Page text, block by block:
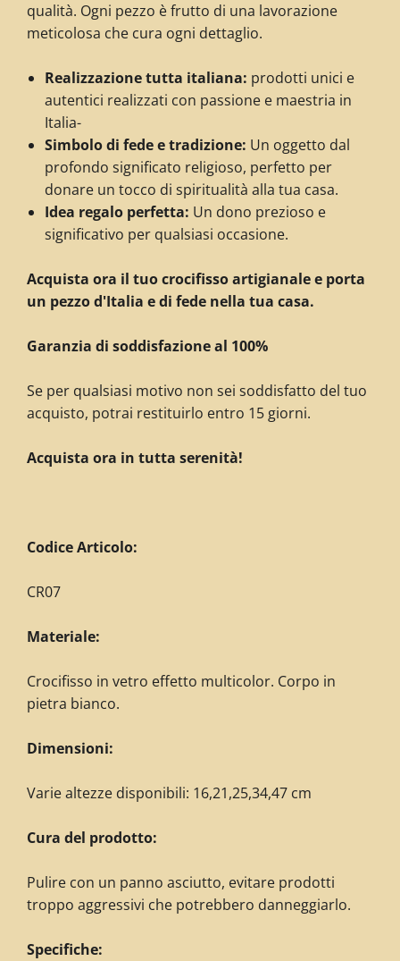
qualità. Ogni pezzo èfrutto di una lavorazione
meticolosa che cura ogni dettaglio.
Realizzazione tutta italiana: prodotti unici e
autentici realizzati con passione e maestria in
Italia-
Simbolo di fede e tradizione: Un oggetto dal
profondo significato religioso, perfetto per
donare un tocco di spiritualità alla tua casa.
Idea regalo perfetta: Un dono prezioso e
significativo per qualsiasi occasione.
Acquista ora il tuo crocifisso artigianale e porta
un pezzo d'Italia e di fede nella tua casa.
Garanzia di soddisfazione al 100%
Se per qualsiasi motivo non sei soddisfatto del tuo
acquisto, potrai restituirlo entro 15 giorni.
Acquista ora in tutta serenità!
Codice Articolo:
CR07
Materiale:
Crocifisso in vetro effetto multicolor. Corpo in
pietra bianco.
Dimensioni:
Varie altezze disponibili: 16,21,25,34,47 cm
Cura del prodotto:
Pulire con un panno asciutto, evitare prodotti
troppo aggressivi che potrebbero danneggiarlo.
Specifiche: